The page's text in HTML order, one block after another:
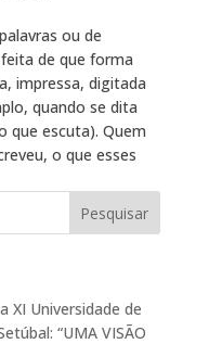
ou de
de que forma
impressa, digitada
quando se dita
que escuta). Quem
o que esses
XI Universidade de
“UMA VISÃO